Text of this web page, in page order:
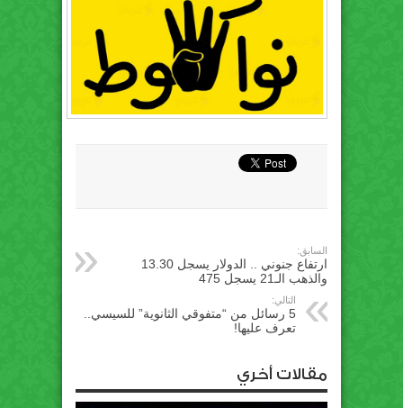
السابق:
ارتفاع جنوني .. الدولار يسجل 13.30
والذهب الـ21 يسجل 475
التالي:
5 رسائل من “متفوقي الثانوية” للسيسي..
تعرف عليها!
مقالات أخري